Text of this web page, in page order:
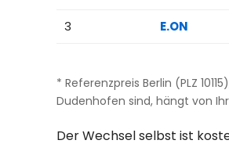
3 E.ON
* Referenzpreis Berlin (PLZ
Dudenhofen sind, hängt von
Der Wechsel selbst ist